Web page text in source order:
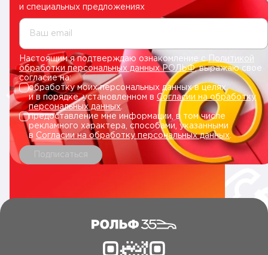
и специальных предложениях
Ваш email
Настоящим я подтверждаю ознакомление сПолитикой
обработки персональных данных РОЛЬФ, выражаю свое
согласие на:
обработку моих персональных данных в целях
и в порядке, установленном в Согласии на обработку
персональных данных.
предоставление мне информации, в том числе
рекламного характера, способами, указанными
в Согласии на обработку персональных данных
Подписаться